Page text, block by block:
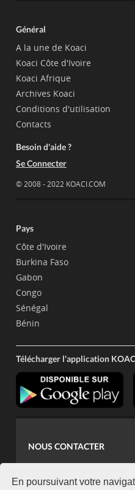
En poursuivant votre
Général
A la une de Koaci
Koaci Côte d'Ivoire
Koaci Afrique
Archives Koaci
Conditions d'utilisation
Contacts
Besoin d'aide ?
Se Connecter
© 2008 - 2022 KOACI.COM
Pays
Côte d'Ivoire
Burkina Faso
Gabon
Congo
Sénégal
Bénin
Télécharger l'application
NOUS CONTACTER
koaci@yahoo.fr